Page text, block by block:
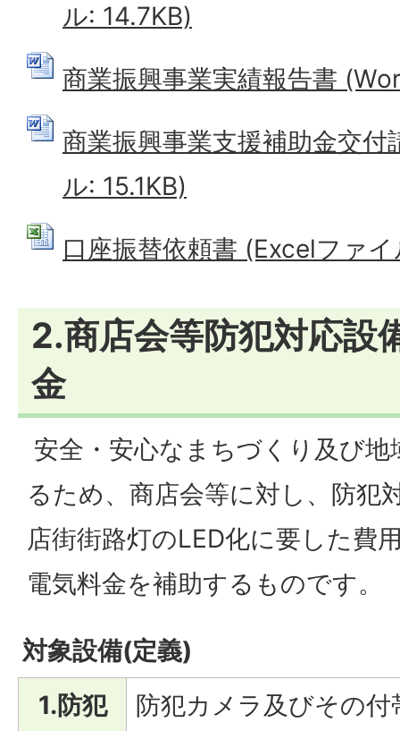
ル: 14.7KB)
商業振興事業実績報告書
商業振興事業支援補助金交
ル: 15.1KB)
口座振替依頼書 (Excelファ
2.商店会等防犯対応設
金
安全・安心なまちづくり及び
るため、商店会等に対し、防犯
店街街路灯のLED化に要した費
電気料金を補助するものです。
対象設備(定義)
1.防犯
防犯カメラ及びその